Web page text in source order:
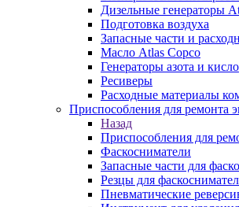
Дизельные генераторы
Подготовка воздуха
Запасные части и
Масло Atlas Copco
Генераторы азота и
Ресиверы
Расходные материалы
Приспособления для ремонта
Назад
Приспособления для
Фаскосниматели
Запасные части для
Резцы для
Пневматические